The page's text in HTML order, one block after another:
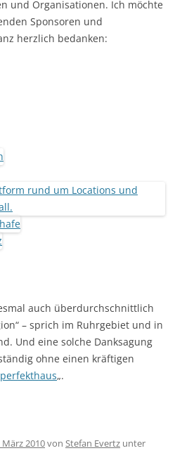
und Organisationen. Ich möchte
Sponsoren und
herzlich bedanken:
auch überdurchschnittlich
– sprich im Ruhrgebiet und in
Und eine solche Danksagung
ohne einen kräftigen
„.
März 2010von Stefan Evertz unter